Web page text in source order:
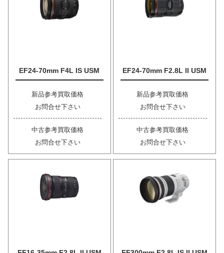
EF24-70mm F4L IS USM
新品参考買取価格
お問合せ下さい
中古参考買取価格
お問合せ下さい
EF24-70mm F2.8L II USM
新品参考買取価格
お問合せ下さい
中古参考買取価格
お問合せ下さい